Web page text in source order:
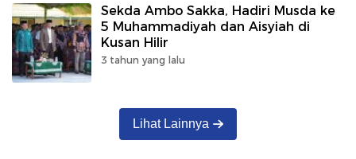
Sekda Ambo Sakka, Hadiri Musda ke
5 Muhammadiyah dan Aisyiah di
Kusan Hilir
3 tahun yang lalu
Lihat Lainnya